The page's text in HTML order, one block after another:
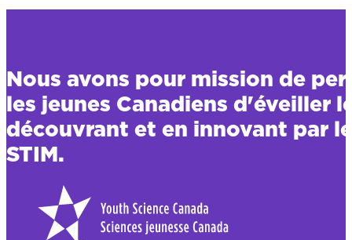
Nous avons pour mission de
les jeunes Canadiens d'éveiller
découvrant et en innovant par
STIM.